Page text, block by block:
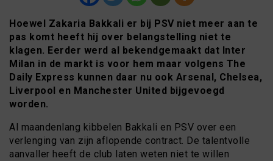
Hoewel Zakaria Bakkali er bij PSV niet meer aan te
pas komt heeft hij over belangstelling niet te
klagen. Eerder werd al bekendgemaakt dat Inter
Milan in de markt is voor hem maar volgens The
Daily Express kunnen daar nu ook Arsenal, Chelsea,
Liverpool en Manchester United bijgevoegd
worden.
Al maandenlang kibbelen Bakkali en PSV over een
verlenging van zijn aflopende contract. De talentvolle
aanvaller heeft de club laten weten niet te willen